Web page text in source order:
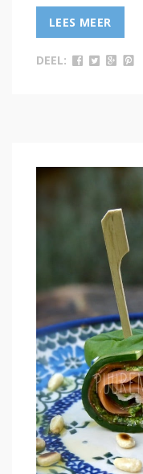
LEES MEER
DEEL: